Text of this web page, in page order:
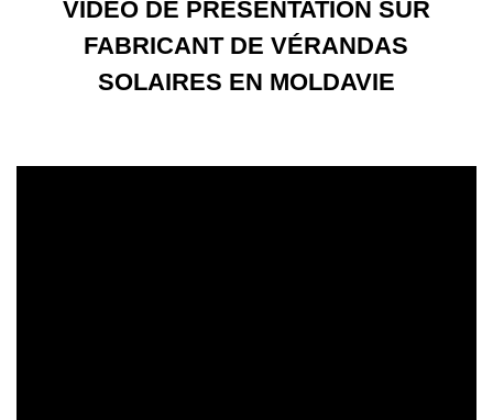
VIDÉO DE PRÉSENTATION SUR
FABRICANT DE VÉRANDAS
SOLAIRES EN MOLDAVIE